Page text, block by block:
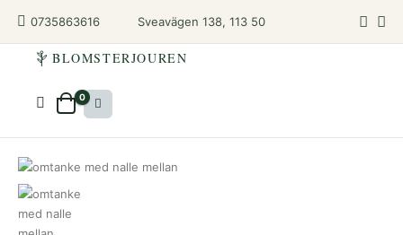
0735863616 Sveavägen 138, 113 50
BLOMSTERJOUREN
0